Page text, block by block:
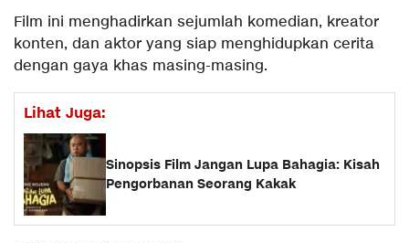
Film ini menghadirkan sejumlah komedian, kreator
konten, dan aktor yang siap menghidupkan cerita
dengan gaya khas masing-masing.
Lihat Juga:
Sinopsis Film Jangan Lupa Bahagia: Kisah
Pengorbanan Seorang Kakak